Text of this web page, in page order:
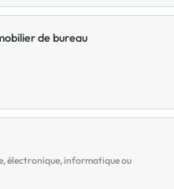
de bureau
électronique, informatique ou